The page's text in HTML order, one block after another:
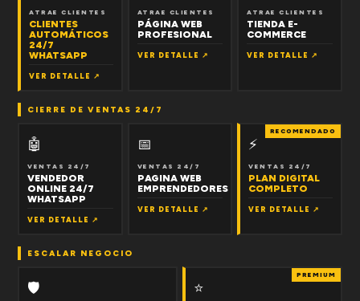
ATRAE CLIENTES
CLIENTES
AUTOMÁTICOS
24/7
WHATSAPP
VER DETALLE ↗
ATRAE CLIENTES
PÁGINA WEB
PROFESIONAL
VER DETALLE ↗
ATRAE CLIENTES
TIENDA E-
COMMERCE
VER DETALLE ↗
CIERRE DE VENTAS 24/7
🤖
VENTAS 24/7
VENDEDOR
ONLINE 24/7
WHATSAPP
VER DETALLE ↗
📅
VENTAS 24/7
PAGINA WEB
EMPRENDEDORES
VER DETALLE ↗
RECOMENDADO
⚡
VENTAS 24/7
PLAN DIGITAL
COMPLETO
VER DETALLE ↗
ESCALAR NEGOCIO
🛡
PREMIUM
⭐